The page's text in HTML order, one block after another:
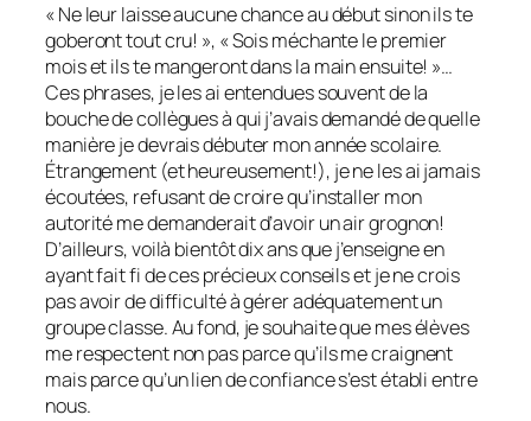
« Ne leur laisse aucune chance au début sinon ils te
goberont tout cru! », « Sois méchante le premier
mois et ils te mangeront dans la main ensuite! »…
Ces phrases, je les ai entendues souvent de la
bouche de collègues à qui j’avais demandé de quelle
manière je devrais débuter mon année scolaire.
Étrangement (et heureusement!), je ne les ai jamais
écoutées, refusant de croire qu’installer mon
autorité me demanderait d’avoir un air grognon!
D’ailleurs, voilà bientôt dix ans que j’enseigne en
ayant fait fi de ces précieux conseils et je ne crois
pas avoir de difficulté à gérer adéquatement un
groupe classe. Au fond, je souhaite que mes élèves
me respectent non pas parce qu’ils me craignent
mais parce qu’un lien de confiance s’est établi entre
nous.